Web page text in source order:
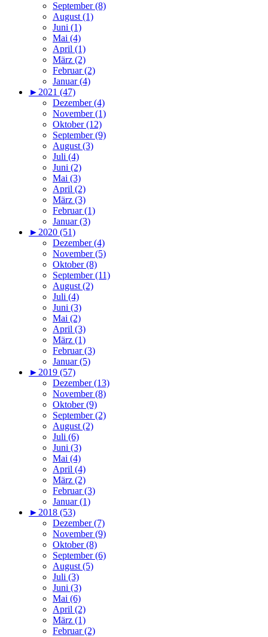
September (8)
August (1)
Juni (1)
Mai (4)
April (1)
März (2)
Februar (2)
Januar (4)
► 2021 (47)
Dezember (4)
November (1)
Oktober (12)
September (9)
August (3)
Juli (4)
Juni (2)
Mai (3)
April (2)
März (3)
Februar (1)
Januar (3)
► 2020 (51)
Dezember (4)
November (5)
Oktober (8)
September (11)
August (2)
Juli (4)
Juni (3)
Mai (2)
April (3)
März (1)
Februar (3)
Januar (5)
► 2019 (57)
Dezember (13)
November (8)
Oktober (9)
September (2)
August (2)
Juli (6)
Juni (3)
Mai (4)
April (4)
März (2)
Februar (3)
Januar (1)
► 2018 (53)
Dezember (7)
November (9)
Oktober (8)
September (6)
August (5)
Juli (3)
Juni (3)
Mai (6)
April (2)
März (1)
Februar (2)